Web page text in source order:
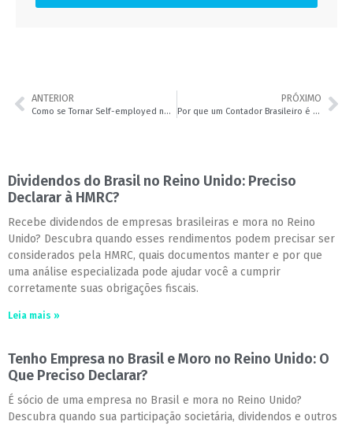
ANTERIOR
Como se Tornar Self-employed no Reino Unido para Brasileiros | Leader Accountancy
PRÓXIMO
Por que um Contador Brasileiro é a Melhor Opção no Reino Unido | Leader Accountancy
Dividendos do Brasil no Reino Unido: Preciso
Declarar à HMRC?
Recebe dividendos de empresas brasileiras e mora no Reino
Unido? Descubra quando esses rendimentos podem precisar ser
considerados pela HMRC, quais documentos manter e por que
uma análise especializada pode ajudar você a cumprir
corretamente suas obrigações fiscais.
Leia mais »
Tenho Empresa no Brasil e Moro no Reino Unido: O
Que Preciso Declarar?
É sócio de uma empresa no Brasil e mora no Reino Unido?
Descubra quando sua participação societária, dividendos e outros